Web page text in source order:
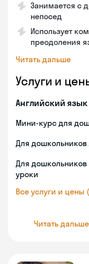
Занимается с
непосед
Использует
преодоления
Читать дальше
Услуги и
Английский язык
Мини-курс для
Для дошкольников
Для дошкольников
уроки
Все услуги и цены
Читать дальше